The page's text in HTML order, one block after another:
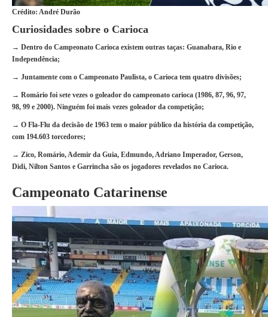
Crédito: André Durão
Curiosidades sobre o Carioca
→ Dentro do Campeonato Carioca existem outras taças: Guanabara, Rio e
Independência;
→ Juntamente com o Campeonato Paulista, o Carioca tem quatro divisões;
→ Romário foi sete vezes o goleador do campeonato carioca (1986, 87, 96, 97,
98, 99 e 2000). Ninguém foi mais vezes goleador da competição;
→ O Fla-Flu da decisão de 1963 tem o maior público da história da competição,
com 194.603 torcedores;
→ Zico, Romário, Ademir da Guia, Edmundo, Adriano Imperador, Gerson,
Didi, Nilton Santos e Garrincha são os jogadores revelados no Carioca.
Campeonato Catarinense